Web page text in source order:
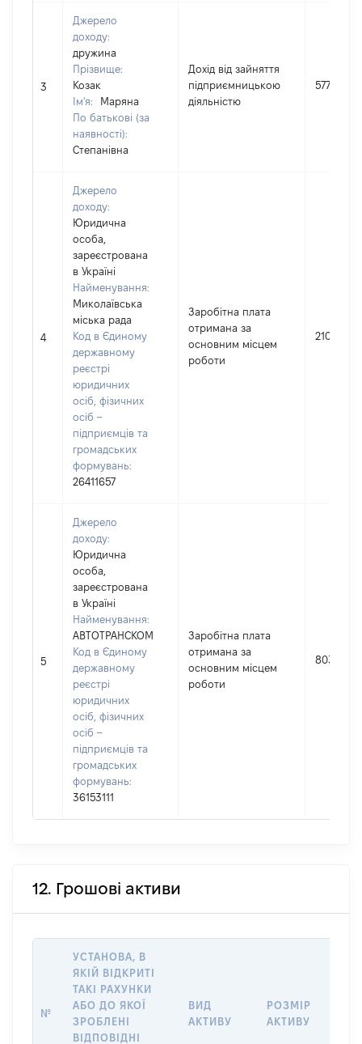
3
Джерело
доходу:
дружина
Прізвище:
Козак
Ім'я:
Маряна
По батькові (за
наявності):
Степанівна
Дохід від зайняття
підприємницькою
діяльністю
57784
4
Джерело
доходу:
Юридична
особа,
зареєстрована
в Україні
Найменування:
Миколаївська
міська рада
Код в Єдиному
державному
реєстрі
юридичних
осіб, фізичних
осіб –
підприємців та
громадських
формувань:
26411657
Заробітна плата
отримана за
основним місцем
роботи
21000
5
Джерело
доходу:
Юридична
особа,
зареєстрована
в Україні
Найменування:
АВТОТРАНСКОМ
Код в Єдиному
державному
реєстрі
юридичних
осіб, фізичних
осіб –
підприємців та
громадських
формувань:
36153111
Заробітна плата
отримана за
основним місцем
роботи
803
12. Грошові активи
№
УСТАНОВА, В
ЯКІЙ ВІДКРИТІ
ТАКІ РАХУНКИ
АБО ДО ЯКОЇ
ЗРОБЛЕНІ
ВІДПОВІДНІ
ВИД
АКТИВУ
РОЗМІР
АКТИВУ